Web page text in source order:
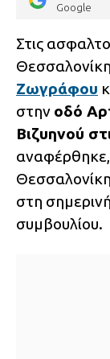
Google
Στις
Ζωγράφου
στην οδό
Βιζυηνού
στη
συμβουλίου.